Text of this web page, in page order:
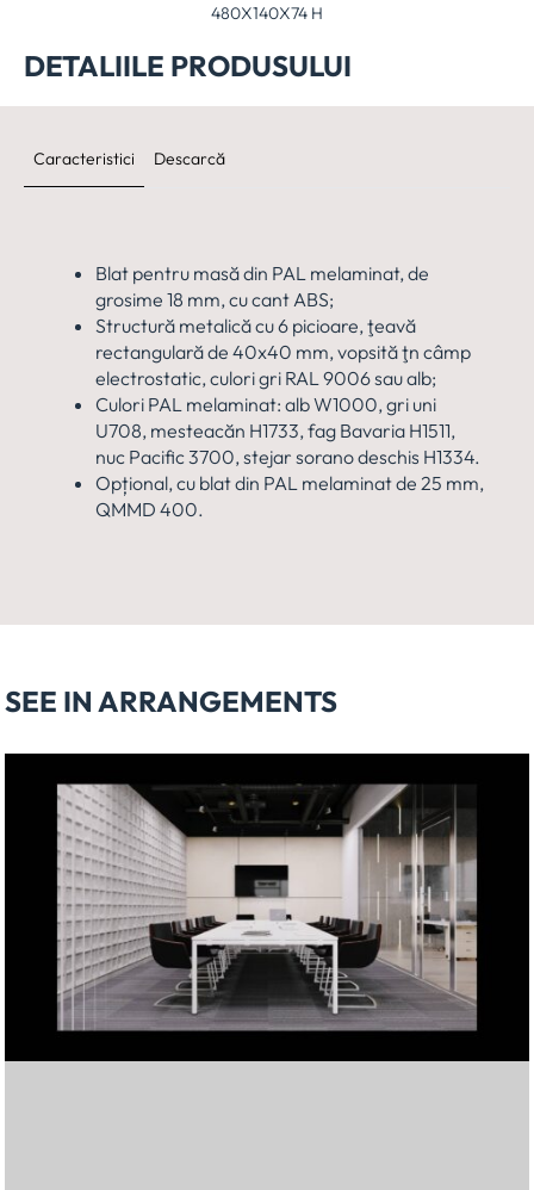
480X140X74 H
DETALIILE PRODUSULUI
Caracteristici Descarcă
Blat pentru masă din PAL melaminat, de
grosime 18 mm, cu cant ABS;
Structură metalică cu 6 picioare, ţeavă
rectangulară de 40x40 mm, vopsită ţn câmp
electrostatic, culori gri RAL 9006 sau alb;
Culori PAL melaminat: alb W1000, gri uni
U708, mesteacăn H1733, fag Bavaria H1511,
nuc Pacific 3700, stejar sorano deschis H1334.
Opțional, cu blat din PAL melaminat de 25 mm,
QMMD 400.
SEE IN ARRANGEMENTS